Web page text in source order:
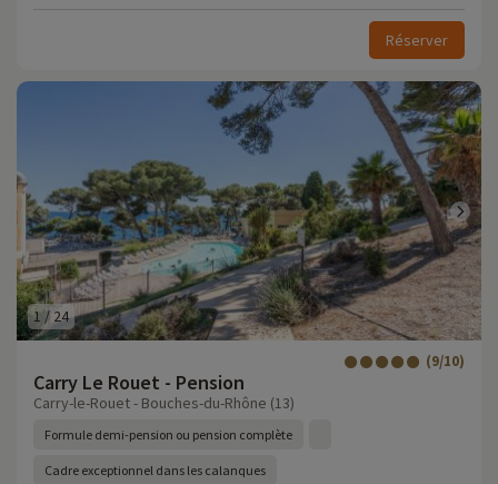
Réserver
1/ 24
Carry Le Rouet - Pension
(9/10)
Carry-le-Rouet - Bouches-du-Rhône (13)
Formule demi-pension ou pension complète
Cadre exceptionnel dans les calanques